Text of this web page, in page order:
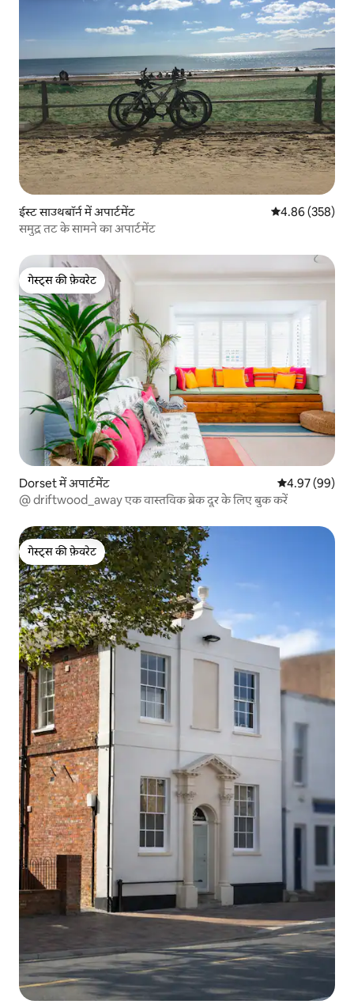
ईस्ट साउथबॉर्न में अपार्टमेंट औसत रेटिंग 5 में से
4.86 (358)
समुद्र तट के सामने का अपार्टमेंट
गेस्ट्स की फ़ेवरेट
गेस्ट्स की फ़ेवरेट
Dorset में अपार्टमेंट औसत रेटिंग 5 में
4.97 (99)
@ driftwood_away एक वास्तविक ब्रेक दूर के लिए बुक करें
गेस्ट्स की फ़ेवरेट
गेस्ट्स की फ़ेवरेट